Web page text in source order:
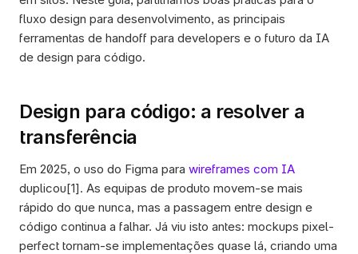
fluxo design para desenvolvimento, as principais
ferramentas de handoff para developers e o futuro da IA
de design para código.
Design para código: a resolver a
transferência
Em 2025, o uso do Figma para wireframes com IA
duplicou[1]. As equipas de produto movem-se mais
rápido do que nunca, mas a passagem entre design e
código continua a falhar. Já viu isto antes: mockups pixel-
perfect tornam-se implementações quase lá, criando uma